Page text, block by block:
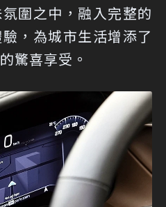
圍之中，融入完整的
，為城市生活增添了
驚喜享受。